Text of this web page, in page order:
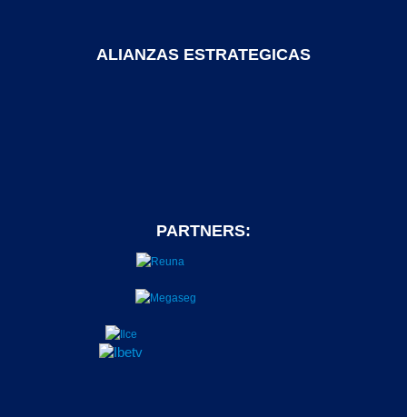
ALIANZAS ESTRATEGICAS
PARTNERS: